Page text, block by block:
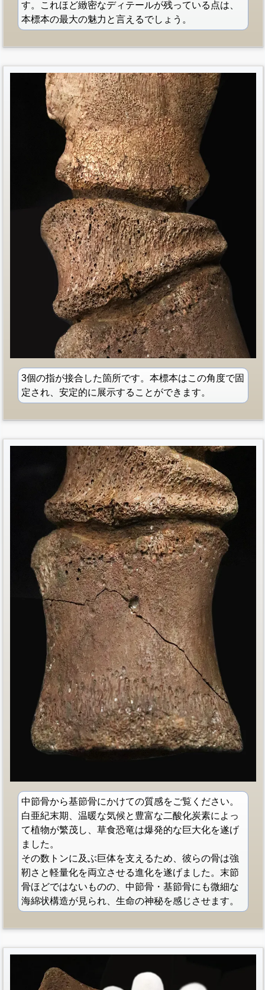
す。これほど緻密なディテールが残っている点は、
本標本の最大の魅力と言えるでしょう。
3個の指が接合した箇所です。本標本はこの角度で固
定され、安定的に展示することができます。
中節骨から基節骨にかけての質感をご覧ください。
白亜紀末期、温暖な気候と豊富な二酸化炭素によっ
て植物が繁茂し、草食恐竜は爆発的な巨大化を遂げ
ました。
その数トンに及ぶ巨体を支えるため、彼らの骨は強
靭さと軽量化を両立させる進化を遂げました。末節
骨ほどではないものの、中節骨・基節骨にも微細な
海綿状構造が見られ、生命の神秘を感じさせます。